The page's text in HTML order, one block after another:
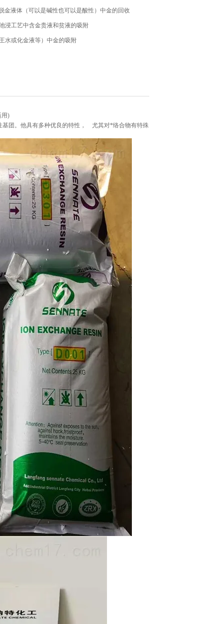
金液体（可以是碱性也可以是酸性）中金的回收
浸工艺中含金贵液和贫液的吸附
水或化金液等）中金的吸附
用)
基团。他具有多种优良的特性， 尤其对*络合物有特殊